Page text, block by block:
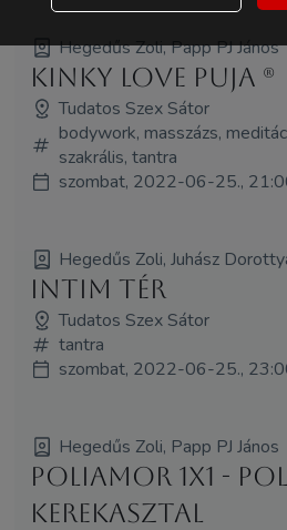
Hegedűs Zoli, Papp PJ János
Kinky Love Puja (R)
Tudatos Szex Sátor
bodywork, masszázs,
szakrális, tantra
szombat, 2022-06-25.,
Hegedűs Zoli, Juhász
Intim tér
Tudatos Szex Sátor
tantra
szombat, 2022-06-25.,
Hegedűs Zoli, Papp PJ János
Poliamor 1x1 -
kerekasztal